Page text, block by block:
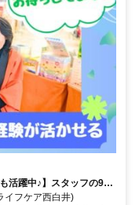
活躍中♪】スタッフの9割
大歓迎です◎/柔軟なシフ
フケア西白井)